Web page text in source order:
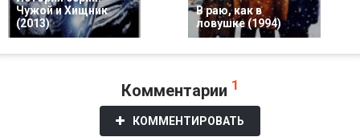
Чужой и Хищник
(2013)
В раю, как в
ловушке (1994)
Комментарии 1
КОММЕНТИРОВАТЬ